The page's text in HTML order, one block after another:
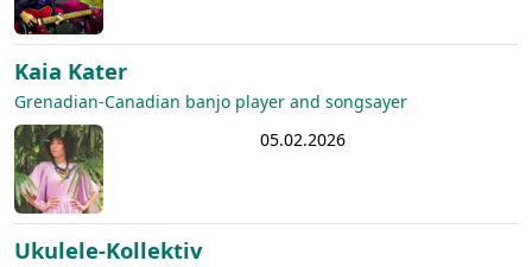
Kaia Kater
Grenadian-Canadian banjo player and songsayer
05.02.2026
Ukulele-Kollektiv